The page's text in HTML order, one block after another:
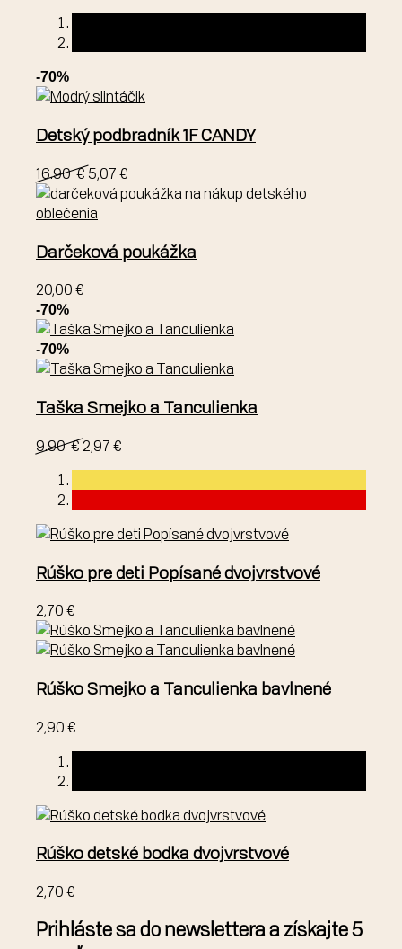
-70%
Detský podbradník 1F CANDY
16.90 €5,07 €
Darčeková poukážka
20,00 €
-70%
-70%
Taška Smejko a Tanculienka
9.90 €2,97 €
Rúško pre deti Popísané dvojvrstvové
2,70 €
Rúško Smejko a Tanculienka bavlnené
2,90 €
Rúško detské bodka dvojvrstvové
2,70 €
Prihláste sa do newslettera a získajte 5